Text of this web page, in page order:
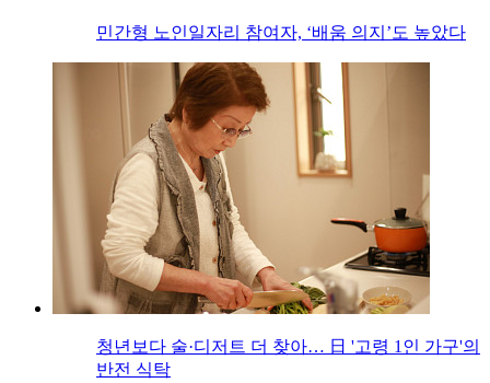
민간형 노인일자리 참여자, ‘배움 의지’도 높았다
청년보다 술·디저트 더 찾아… 日 '고령 1인 가구'의
반전 식탁